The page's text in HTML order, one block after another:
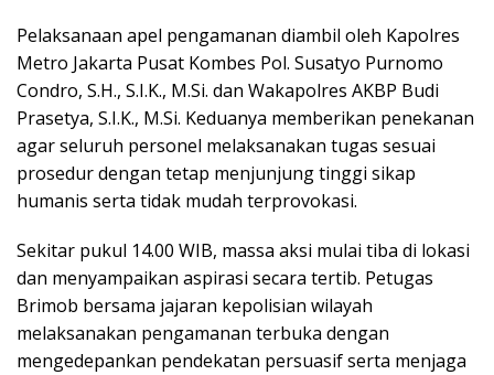
Pelaksanaan apel pengamanan diambil oleh Kapolres
Metro Jakarta Pusat Kombes Pol. Susatyo Purnomo
Condro, S.H., S.I.K., M.Si. dan Wakapolres AKBP Budi
Prasetya, S.I.K., M.Si. Keduanya memberikan penekanan
agar seluruh personel melaksanakan tugas sesuai
prosedur dengan tetap menjunjung tinggi sikap
humanis serta tidak mudah terprovokasi.
Sekitar pukul 14.00 WIB, massa aksi mulai tiba di lokasi
dan menyampaikan aspirasi secara tertib. Petugas
Brimob bersama jajaran kepolisian wilayah
melaksanakan pengamanan terbuka dengan
mengedepankan pendekatan persuasif serta menjaga